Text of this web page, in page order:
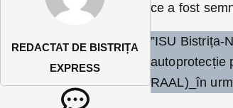
REDACTAT DE BISTRIȚA
EXPRESS
ce a fost
”ISU Bistrița-
autoprotecție
RAAL)_în